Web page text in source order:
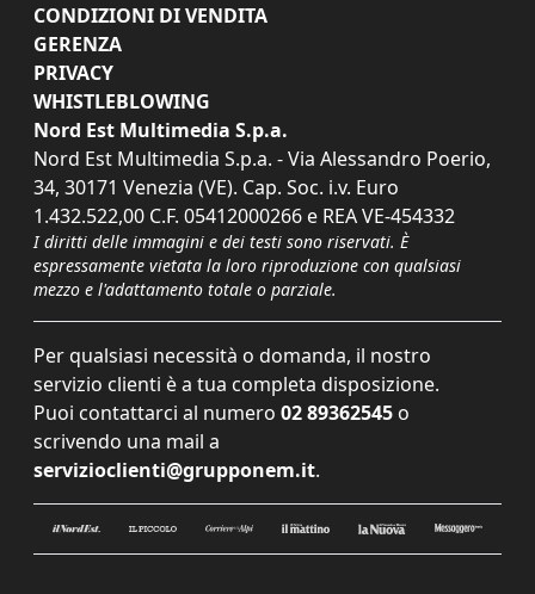
CONDIZIONI DI VENDITA
GERENZA
PRIVACY
WHISTLEBLOWING
Nord Est Multimedia S.p.a.
Nord Est Multimedia S.p.a. - Via Alessandro Poerio,
34, 30171 Venezia (VE). Cap. Soc. i.v. Euro
1.432.522,00 C.F. 05412000266 e REA VE-454332
I diritti delle immagini e dei testi sono riservati. È
espressamente vietata la loro riproduzione con qualsiasi
mezzo e l'adattamento totale o parziale.
Per qualsiasi necessità o domanda, il nostro
servizio clienti è a tua completa disposizione.
Puoi contattarci al numero 02 89362545 o
scrivendo una mail a
servizioclienti@grupponem.it.